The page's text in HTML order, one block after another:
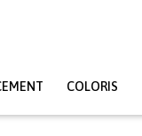
COLORIS